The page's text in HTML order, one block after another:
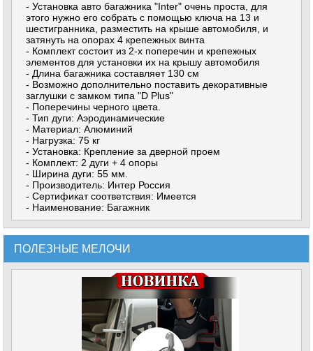
- Установка авто багажника "Inter" очень проста, для
этого нужно его собрать с помощью ключа на 13 и
шестигранника, разместить на крыше автомобиля, и
затянуть на опорах 4 крепежных винта
- Комплект состоит из 2-х поперечин и крепежных
элементов для установки их на крышу автомобиля
- Длина багажника составляет 130 см
- Возможно дополнительно поставить декоративные
заглушки с замком типа "D Plus"
- Поперечины черного цвета.
- Тип дуги: Аэродинамические
- Материал: Алюминий
- Нагрузка: 75 кг
- Установка: Крепление за дверной проем
- Комплект: 2 дуги + 4 опоры
- Ширина дуги: 55 мм.
- Производитель: Интер Россия
- Сертификат соответствия: Имеется
- Наименование: Багажник
ПОЛЕЗНЫЕ МЕЛОЧИ